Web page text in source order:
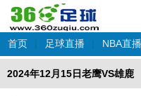
首页 | 足球直播 | NBA直播
2024年12月15日老鹰VS雄鹿